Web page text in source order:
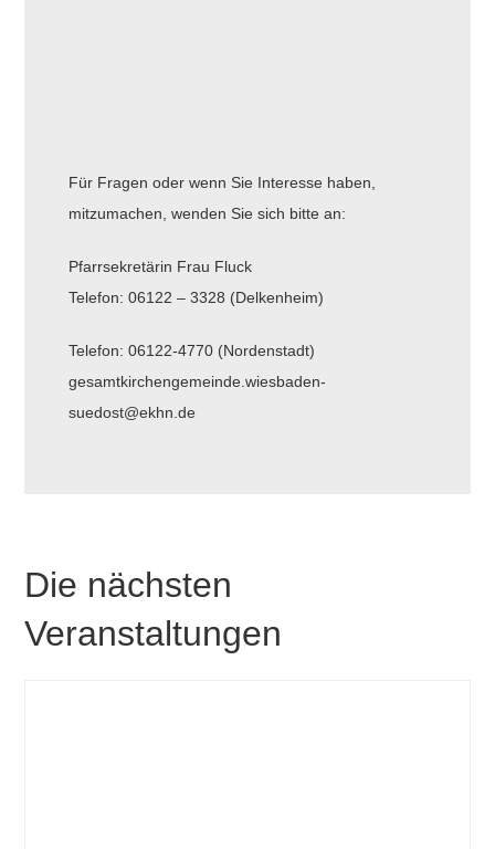
Für Fragen oder wenn Sie Interesse haben,
mitzumachen, wenden Sie sich bitte an:
Pfarrsekretärin Frau Fluck
Telefon: 06122 – 3328 (Delkenheim)
Telefon: 06122-4770 (Nordenstadt)
gesamtkirchengemeinde.wiesbaden-
suedost@ekhn.de
Die nächsten
Veranstaltungen